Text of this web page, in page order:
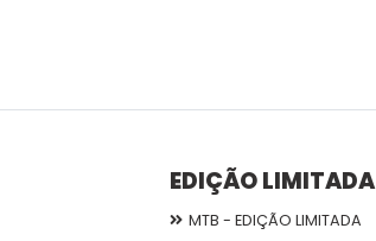
EDIÇÃO LIMITADA
MTB - EDIÇÃO LIMITADA